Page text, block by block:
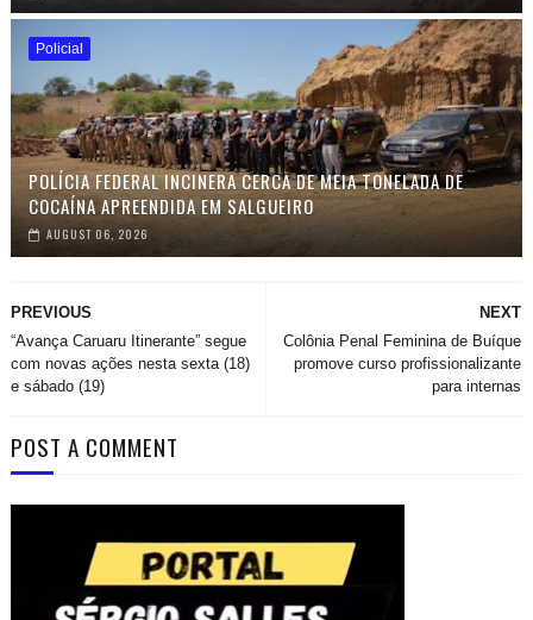
Policial
POLÍCIA FEDERAL INCINERA CERCA DE MEIA TONELADA DE
COCAÍNA APREENDIDA EM SALGUEIRO
AUGUST 06, 2026
NEXT
Colônia Penal Feminina de Buíque
promove curso profissionalizante
para internas
PREVIOUS
“Avança Caruaru Itinerante” segue
com novas ações nesta sexta (18)
e sábado (19)
POST A COMMENT